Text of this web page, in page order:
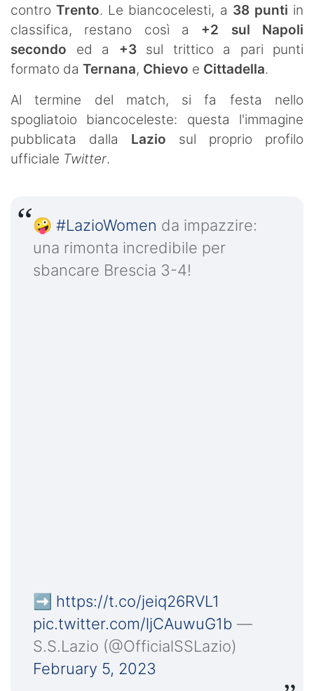
controTrento. Le biancocelesti, a 38 punti in
classifica, restano così a +2 sul Napoli
secondo ed a +3sul trittico a pari punti
formato da Ternana, Chievo e Cittadella.
Al termine del match, si fa festa nello
spogliatoio biancoceleste: questa l'immagine
pubblicata dalla Lazio sul proprio profilo
ufficiale Twitter.
🤪 #LazioWomen da impazzire:
una rimonta incredibile per
sbancare Brescia 3-4!
➡️ https://t.co/jeiq26RVL1
pic.twitter.com/ljCAuwuG1b —
S.S.Lazio (@OfficialSSLazio)
February 5, 2023